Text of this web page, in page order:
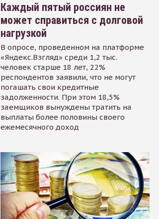
Каждый пятый россиян не
может справиться с долговой
нагрузкой
В опросе, проведенном на платформе
«Яндекс.Взгляд» среди 1,2 тыс.
человек старше 18 лет, 22%
респондентов заявили, что не могут
погашать свои кредитные
задолженности. При этом 18,5%
заемщиков вынуждены тратить на
выплаты более половины своего
ежемесячного доход